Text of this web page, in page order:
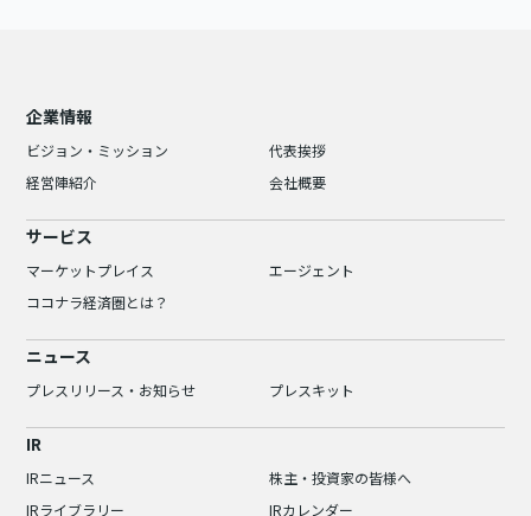
企業情報
ビジョン・ミッション
代表挨拶
経営陣紹介
会社概要
サービス
マーケットプレイス
エージェント
ココナラ経済圏とは？
ニュース
プレスリリース・お知らせ プレスキット
IR
IRニュース
株主・投資家の皆様へ
IRライブラリー
IRカレンダー